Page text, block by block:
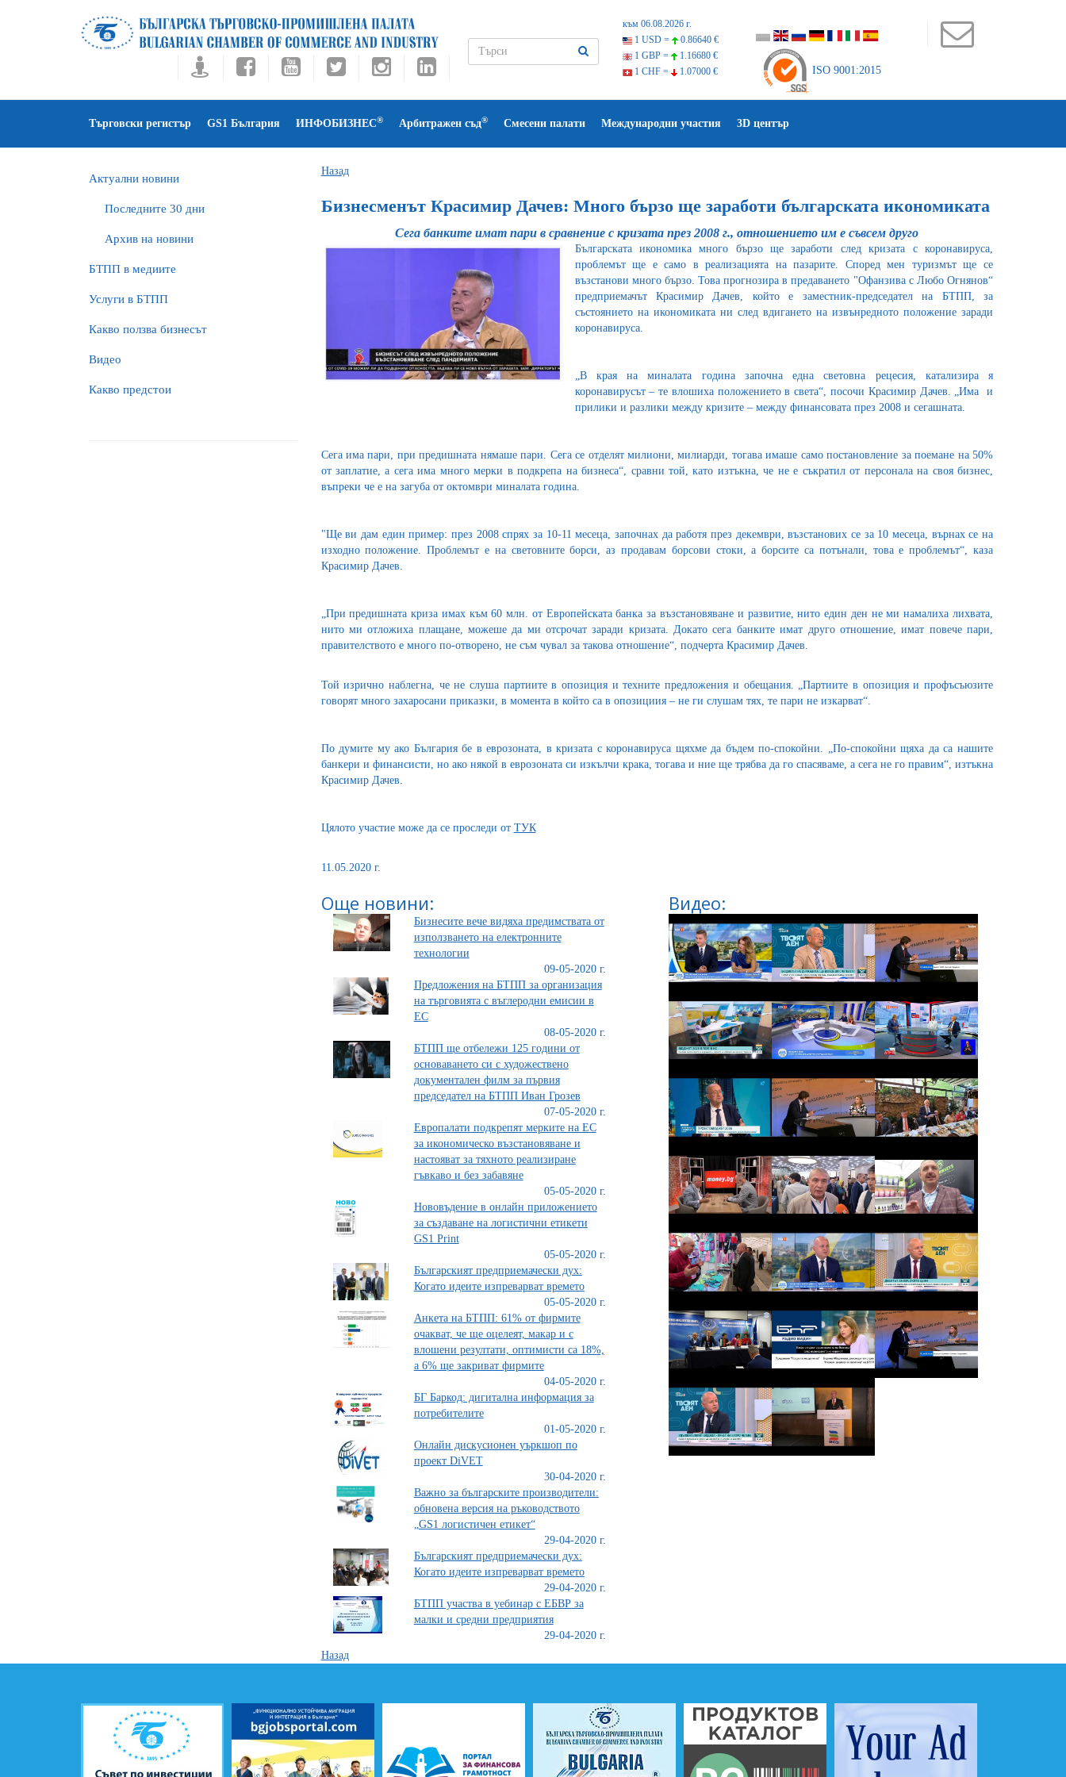
към 06.08.2026 г.
1 USD =
0.86640 €
1 GBP =
1.16680 €
1 CHF =
1.07000 € ISO 9001:2015
Търговски регистър GS1 България ИНФОБИЗНЕС® Арбитражен съд® Смесени палати Международни участия 3D център
Актуални новини
Последните 30 дни
Архив на новини
БTПП в медиите
Услуги в БТПП
Какво ползва бизнесът
Видео
Какво предстои
Назад
Бизнесменът Красимир Дачев: Много бързо ще заработи българската икономиката
Сега банките имат пари в сравнение с кризата през 2008 г., отношението им е съвсем друго
Българската икономика много бързо ще заработи след кризата с коронавируса,
проблемът ще е само в реализацията на пазарите. Според мен туризмът ще се
възстанови много бързо. Това прогнозира в предаването "Офанзива с Любо Огнянов“
предприемачът Красимир Дачев, който е заместник-председател на БТПП, за
състоянието на икономиката ни след вдигането на извънредното положение заради
коронавируса.
„В края на миналата година започна една световна рецесия, катализира я
коронавирусът – те влошиха положението в света“, посочи Красимир Дачев. „Има и
прилики и разлики между кризите – между финансовата през 2008 и сегашната.
Сега има пари, при предишната нямаше пари. Сега се отделят милиони, милиарди, тогава имаше само постановление за поемане на 50%
от заплатие, а сега има много мерки в подкрепа на бизнеса“, сравни той, като изтъкна, че не е съкратил от персонала на своя бизнес,
въпреки че е на загуба от октомври миналата година.
"Ще ви дам един пример: през 2008 спрях за 10-11 месеца, започнах да работя през декември, възстанових се за 10 месеца, върнах се на
изходно положение. Проблемът е на световните борси, аз продавам борсови стоки, а борсите са потънали, това е проблемът“, каза
Красимир Дачев.
„При предишната криза имах към 60 млн. от Европейската банка за възстановяване и развитие, нито един ден не ми намалиха лихвата,
нито ми отложиха плащане, можеше да ми отсрочат заради кризата. Докато сега банките имат друго отношение, имат повече пари,
правителството е много по-отворено, не съм чувал за такова отношение“, подчерта Красимир Дачев.
Той изрично наблегна, че не слуша партиите в опозиция и техните предложения и обещания. „Партиите в опозиция и профъсъюзите
говорят много захаросани приказки, в момента в който са в опозициия – не ги слушам тях, те пари не изкарват“.
По думите му ако България бе в еврозоната, в кризата с коронавируса щяхме да бъдем по-спокойни. „По-спокойни щяха да са нашите
банкери и финансисти, но ако някой в еврозоната си изкълчи крака, тогава и ние ще трябва да го спасяваме, а сега не го правим“, изтъкна
Красимир Дачев.
Цялото участие може да се проследи от ТУК
11.05.2020 г.
Още новини:
Бизнесите вече видяха предимствата от
използването на електронните
технологии
09-05-2020 г.
Предложения на БТПП за организация
на търговията с въглеродни емисии в
ЕС
08-05-2020 г.
БТПП ще отбележи 125 години от
основаването си с художествено
документален филм за първия
председател на БТПП Иван Грозев
07-05-2020 г.
Eвропалати подкрепят мерките на ЕС
за икономическо възстановяване и
настояват за тяхното реализиране
гъвкаво и без забавяне
05-05-2020 г.
Нововъдение в онлайн приложението
за създаване на логистични етикети
GS1 Print
05-05-2020 г.
Българският предприемачески дух:
Когато идеите изпреварват времето
05-05-2020 г.
Анкета на БТПП: 61% от фирмите
очакват, че ще оцелеят, макар и с
влошени резултати, оптимисти са 18%,
а 6% ще закриват фирмите
04-05-2020 г.
БГ Баркод: дигитална информация за
потребителите
01-05-2020 г.
Онлайн дискусионен уъркшоп по
проект DiVET
30-04-2020 г.
Важно за българските производители:
обновена версия на ръководството
„GS1 логистичен етикет“
29-04-2020 г.
Българският предприемачески дух:
Когато идеите изпреварват времето
29-04-2020 г.
БТПП участва в уебинар с ЕБВР за
малки и средни предприятия
29-04-2020 г.
Видео:
Назад